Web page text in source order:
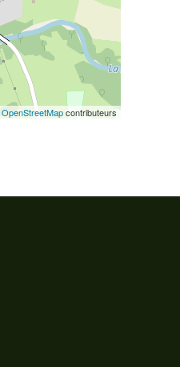
OpenStreetMapcontributeurs